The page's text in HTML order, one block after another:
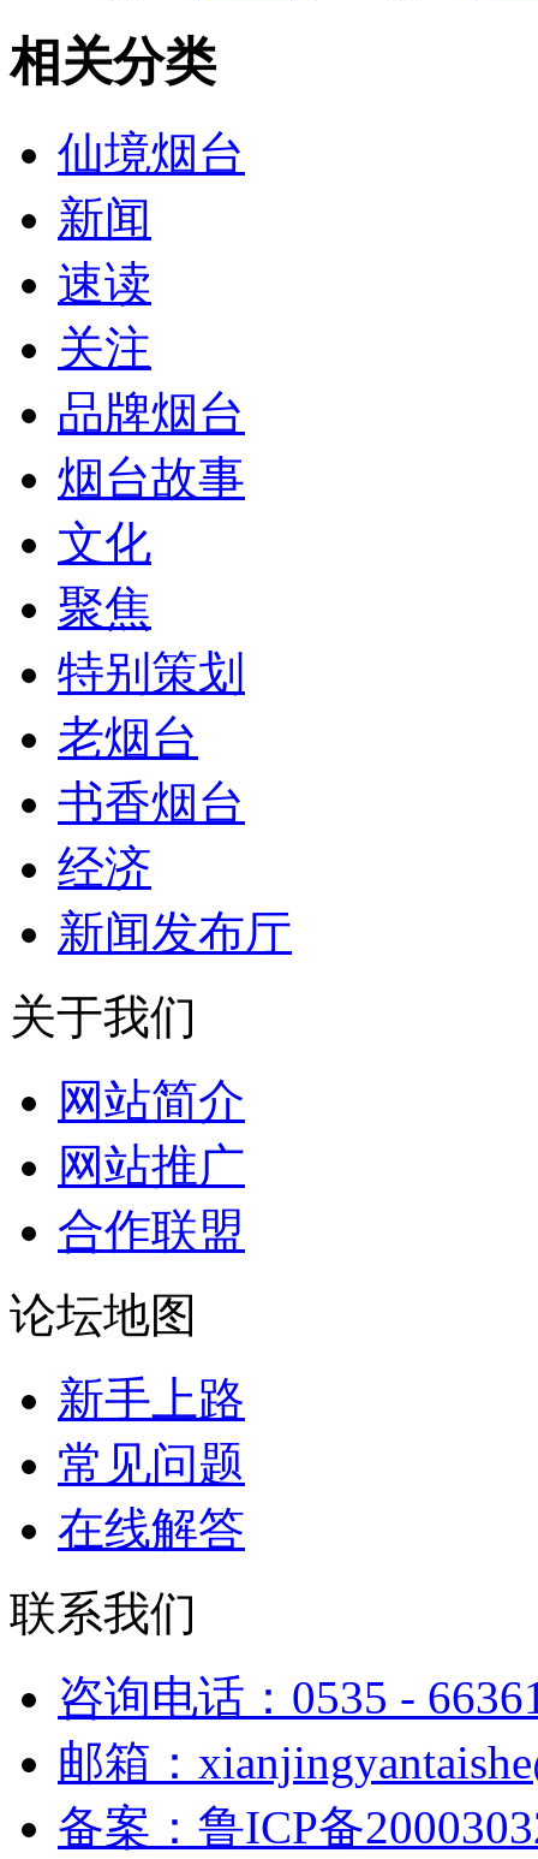
相关分类
仙境烟台
新闻
速读
关注
品牌烟台
烟台故事
文化
聚焦
特别策划
老烟台
书香烟台
经济
新闻发布厅
关于我们
网站简介
网站推广
合作联盟
论坛地图
新手上路
常见问题
在线解答
联系我们
咨询电话：0535 -
邮箱：
备案：鲁ICP备